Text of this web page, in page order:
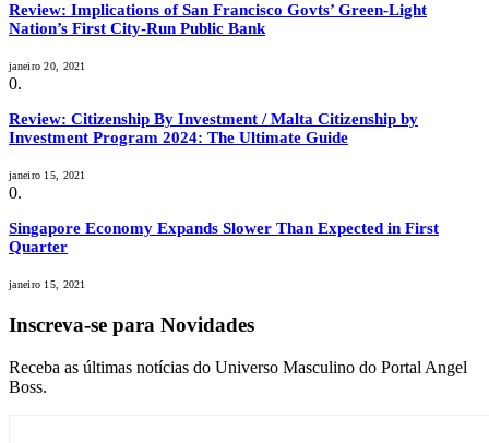
Review: Implications of San Francisco Govts’ Green-Light
Nation’s First City-Run Public Bank
janeiro 20, 2021
Review: Citizenship By Investment / Malta Citizenship by
Investment Program 2024: The Ultimate Guide
janeiro 15, 2021
Singapore Economy Expands Slower Than Expected in First
Quarter
janeiro 15, 2021
Inscreva-se para Novidades
Receba as últimas notícias do Universo Masculino do Portal Angel
Boss.